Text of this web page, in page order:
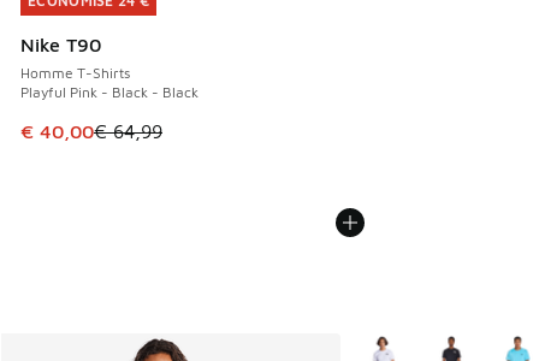
Nike T90
Homme T-Shirts
Playful Pink - Black - Black
Cet article est en promotion. Prix en baisse de € 64,99 à
€ 40,00€ 64,99
Plus de couleurs